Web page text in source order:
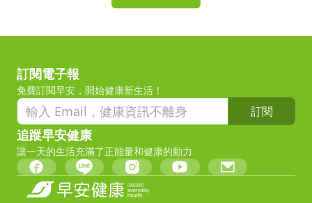
訂閱電子報
免費訂閱早安，開始健康新生活！
訂閱
追蹤早安健康
讓一天的生活充滿了正能量和健康的動力